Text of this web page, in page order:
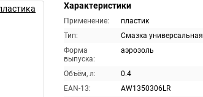
Характеристики
Применение:
пластик
Тип:
Смазка универсальная
Форма
выпуска:
аэрозоль
Объём, л:
0.4
EAN-13:
AW1350306LR